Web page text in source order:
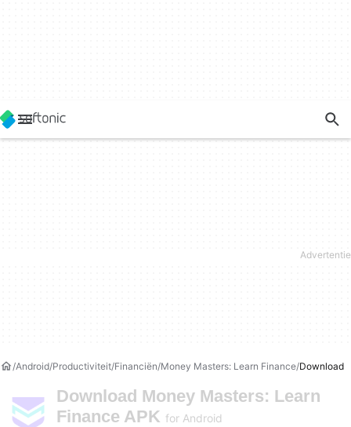
Android Productiviteit Financiën Money Masters: Learn Finance Download
Download Money Masters: Learn
Finance APK for Android